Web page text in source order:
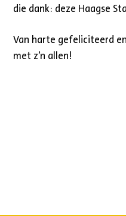
die dank: deze Haagse
Van harte gefeliciteerd
met z’n allen!